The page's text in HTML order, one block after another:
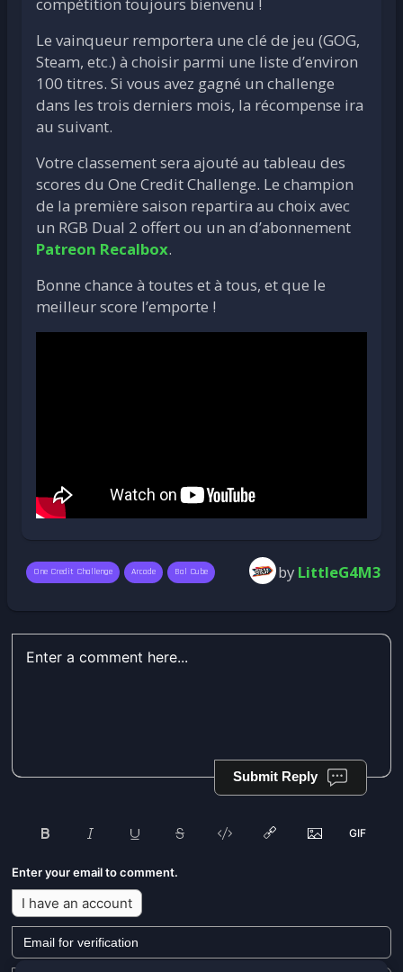
Le vainqueur remportera une clé de jeu (GOG,
Steam, etc.) à choisir parmi une liste d’environ
100 titres. Si vous avez gagné un challenge
dans les trois derniers mois, la récompense ira
au suivant.
Votre classement sera ajouté au tableau des
scores du One Credit Challenge. Le champion
de la première saison repartira au choix avec
un RGB Dual 2 offert ou un an d’abonnement
Patreon Recalbox.
Bonne chance à toutes et à tous, et que le
meilleur score l’emporte !
One Credit Challenge Arcade Bal Cube by LittleG4M3
Submit Reply
Enter your email to comment.
I have an account